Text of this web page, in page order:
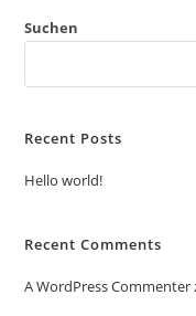
Suchen
Recent Posts
Hello world!
Recent Comments
A WordPress Commenter